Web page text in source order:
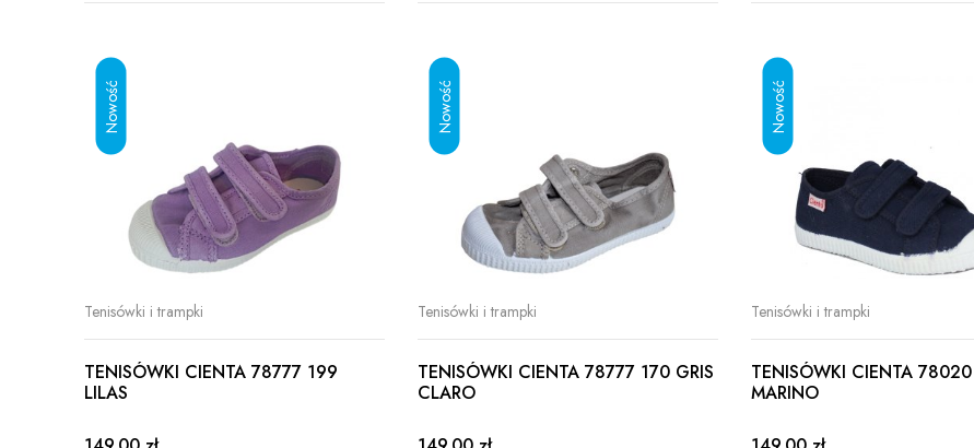
Tenisówki i trampki
TENISÓWKI CIENTA 78777 199
LILAS
Tenisówki i trampki
TENISÓWKI CIENTA 78777 170 GRIS
CLARO
Tenisówki i trampki
TENISÓWKI CIENTA
MARINO